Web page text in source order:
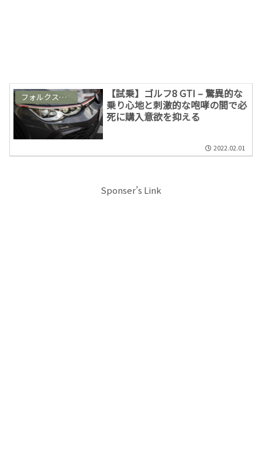
フォルクスワーゲン & パサートオールトラック
【試乗】ゴルフ8 GTI – 驚異的な
乗り心地と刺激的な咆哮の間で必
死に購入意欲を抑える
2022.02.01
Sponser’s Link